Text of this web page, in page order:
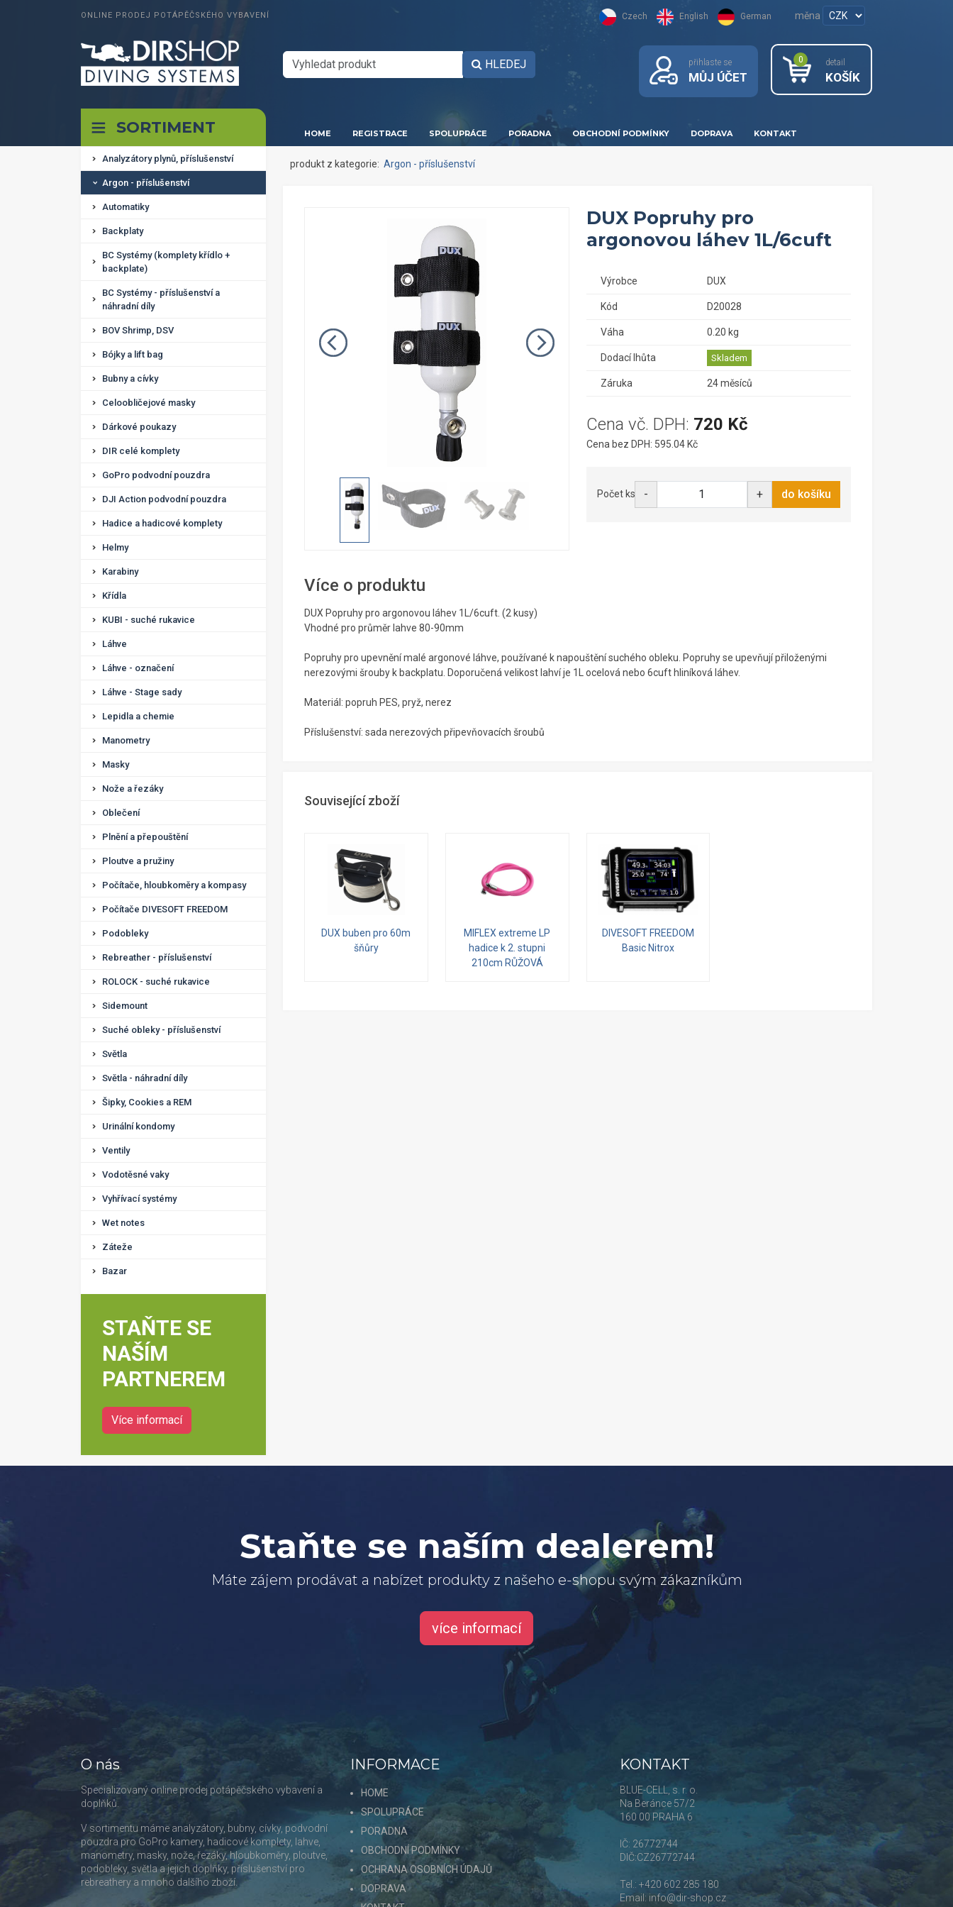
ONLINE PRODEJ POTÁPĚČSKÉHO VYBAVENÍ Czech English German měna
HLEDEJ přihlaste se
MŮJ ÚČET
0 detail
KOŠÍK
SORTIMENT HOME REGISTRACE SPOLUPRÁCE PORADNA OBCHODNÍ PODMÍNKY DOPRAVA KONTAKT
Analyzátory plynů, příslušenství
Argon - příslušenství
Automatiky
Backplaty
BC Systémy (komplety křídlo +
backplate)
BC Systémy - příslušenství a
náhradní díly
BOV Shrimp, DSV
Bójky a lift bag
Bubny a cívky
Celoobličejové masky
Dárkové poukazy
DIR celé komplety
GoPro podvodní pouzdra
DJI Action podvodní pouzdra
Hadice a hadicové komplety
Helmy
Karabiny
Křídla
KUBI - suché rukavice
Láhve
Láhve - označení
Láhve - Stage sady
Lepidla a chemie
Manometry
Masky
Nože a řezáky
Oblečení
Plnění a přepouštění
Ploutve a pružiny
Počítače, hloubkoměry a kompasy
Počítače DIVESOFT FREEDOM
Podobleky
Rebreather - příslušenství
ROLOCK - suché rukavice
Sidemount
Suché obleky - příslušenství
Světla
Světla - náhradní díly
Šipky, Cookies a REM
Urinální kondomy
Ventily
Vodotěsné vaky
Vyhřívací systémy
Wet notes
Záteže
Bazar
STAŇTE SE
NAŠÍM
PARTNEREM
Více informací
produkt z kategorie: Argon - příslušenství
DUX Popruhy pro
argonovou láhev 1L/6cuft
Výrobce DUX
Kód D20028
Váha 0.20 kg
Dodací lhůta Skladem
Záruka 24 měsíců
Cena vč. DPH: 720 Kč
Cena bez DPH: 595.04 Kč
Počet ks - + do košíku
Více o produktu
DUX Popruhy pro argonovou láhev 1L/6cuft. (2 kusy)
Vhodné pro průměr lahve 80-90mm
Popruhy pro upevnění malé argonové láhve, používané k napouštění suchého obleku. Popruhy se upevňují přiloženými
nerezovými šrouby k backplatu. Doporučená velikost lahví je 1L ocelová nebo 6cuft hliníková láhev.
Materiál: popruh PES, pryž, nerez
Příslušenství: sada nerezových připevňovacích šroubů
Související zboží
DUX buben pro 60m
šňůry
MIFLEX extreme LP
hadice k 2. stupni
210cm RŮŽOVÁ
DIVESOFT FREEDOM
Basic Nitrox
Staňte se naším dealerem!
Máte zájem prodávat a nabízet produkty z našeho e-shopu svým zákazníkům
více informací
O nás
Specializovaný online prodej potápěčského vybavení a
doplňků.
V sortimentu máme analyzátory, bubny, cívky, podvodní
pouzdra pro GoPro kamery, hadicové komplety, lahve,
manometry, masky, nože, řezáky, hloubkoměry, ploutve,
podobleky, světla a jejich doplňky, příslušenství pro
rebreathery a mnoho dalšího zboží.
INFORMACE
HOME
SPOLUPRÁCE
PORADNA
OBCHODNÍ PODMÍNKY
OCHRANA OSOBNÍCH ÚDAJŮ
DOPRAVA
KONTAKT
BLUE-CELL, s. r. o.
Na Beránce 57/2
160 00 PRAHA 6
IČ: 26772744
DIČ:CZ26772744
Tel.: +420 602 285 180
Email: info@dir-shop.cz